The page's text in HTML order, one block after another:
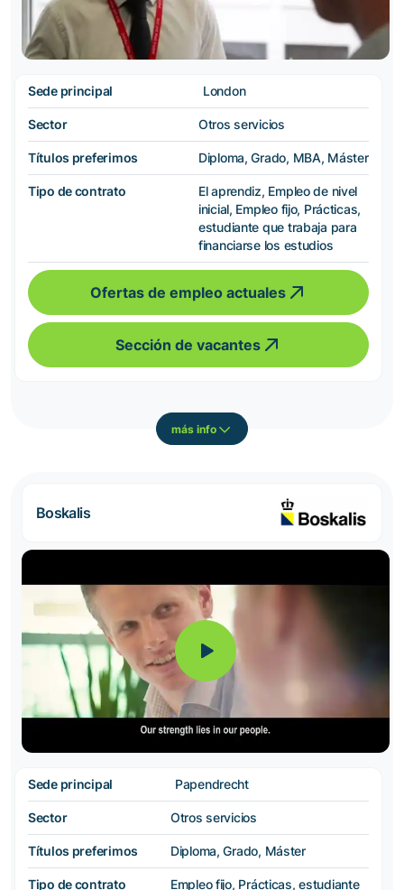
Sede principal London
Sector Otros servicios
Títulos preferimos Diploma, Grado, MBA, Máster
Tipo de contrato
El aprendiz, Empleo de nivel
inicial, Empleo fijo, Prácticas,
estudiante que trabaja para
financiarse los estudios
Ofertas de empleo actuales
Sección de vacantes
más info
Boskalis
Sede principal Papendrecht
Sector Otros servicios
Títulos preferimos Diploma, Grado, Máster
Tipo de contrato Empleo fijo, Prácticas, estudiante